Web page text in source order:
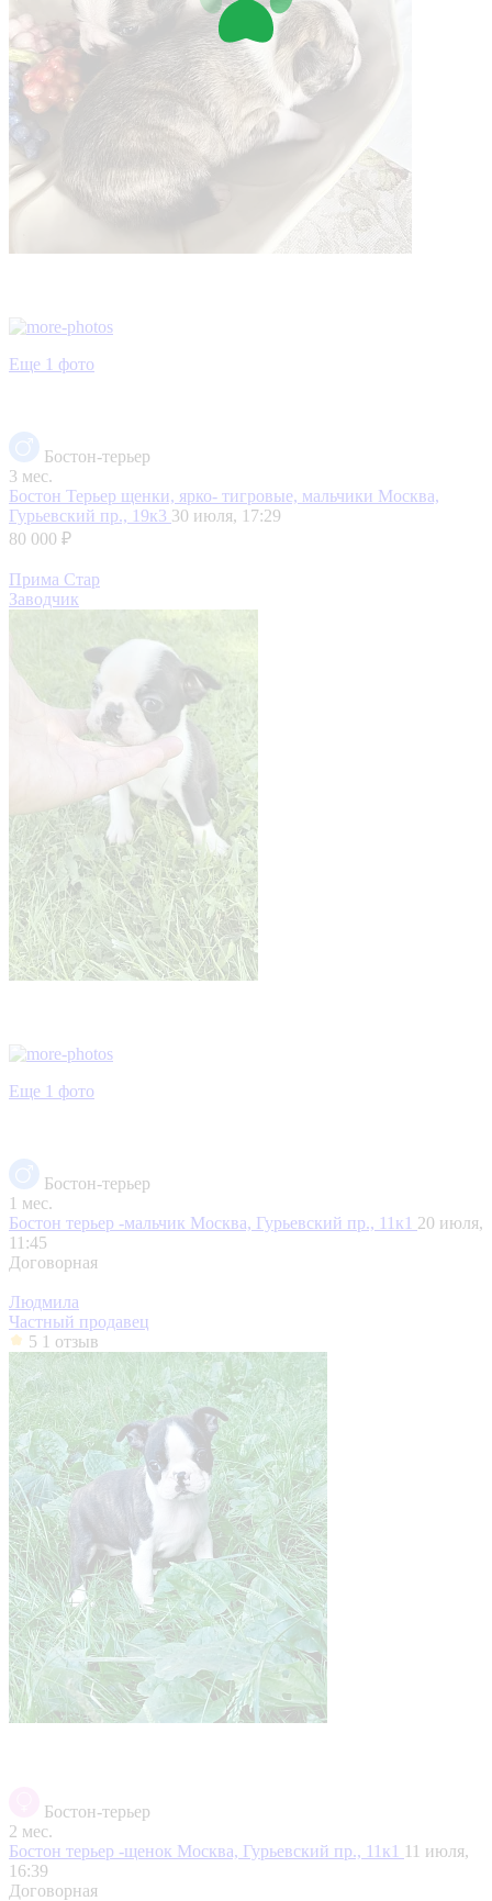
Еще 1 фото
Бостон-терьер
3 мес.
Бостон Терьер щенки, ярко- тигровые, мальчики Москва,
Гурьевский пр., 19к3 30 июля, 17:29
80 000 ₽
Прима Стар
Заводчик
Еще 1 фото
Бостон-терьер
1 мес.
Бостон терьер -мальчик Москва, Гурьевский пр., 11к1 20 июля,
11:45
Договорная
Людмила
Частный продавец
5 1 отзыв
Бостон-терьер
2 мес.
Бостон терьер -щенок Москва, Гурьевский пр., 11к1 11 июля,
16:39
Договорная